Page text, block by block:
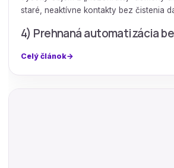
staré, neaktívne kontakty bez čistenia
4) Prehnaná automatizácia be
Celý článok